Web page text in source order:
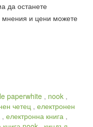
да останете
и цени можете
paperwhite , nook ,
четец , електронен
, електронна книга ,